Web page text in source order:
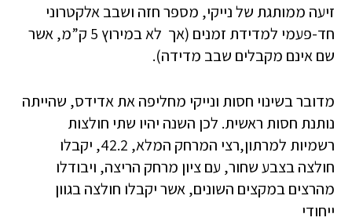
זיעה ממותגת של נייקי, מספר חזה ושבב אלקטרוני
חד-פעמי למדידת זמנים (אך לא במירוץ 5 ק”מ, אשר
שם אינם מקבלים שבב מדידה).
מדובר בשינוי חסות ונייקי מחליפה את אדידס, שהייתה
נותנת חסות ראשית. לכן השנה יהיו שתי חולצות
רשמיות למרתון,רצי המרחק המלא, 42.2, יקבלו
חולצה בצבע שחור, עם ציון מרחק הריצה, ויבודלו
מהרצים במקצים השונים, אשר יקבלו חולצה בגוון
ייחודי